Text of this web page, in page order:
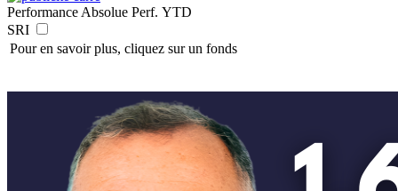
Performance Absolue Perf. YTD
SRI
Pour en savoir plus, cliquez sur un fonds